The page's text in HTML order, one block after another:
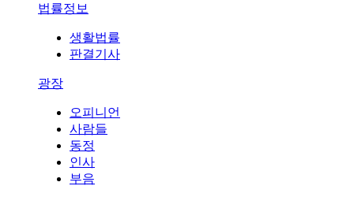
법률정보
생활법률
판결기사
광장
오피니언
사람들
동정
인사
부음